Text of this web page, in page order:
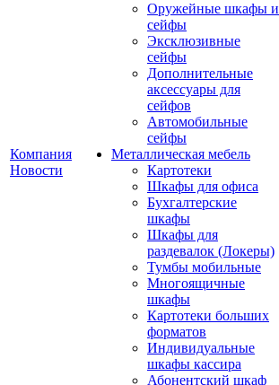
Компания
Новости
Оружейные шкафы и
сейфы
Эксклюзивные
сейфы
Дополнительные
аксессуары для
сейфов
Автомобильные
сейфы
Металлическая мебель
Картотеки
Шкафы для офиса
Бухгалтерские
шкафы
Шкафы для
раздевалок (Локеры)
Тумбы мобильные
Многоящичные
шкафы
Картотеки больших
форматов
Индивидуальные
шкафы кассира
Абонентский шкаф